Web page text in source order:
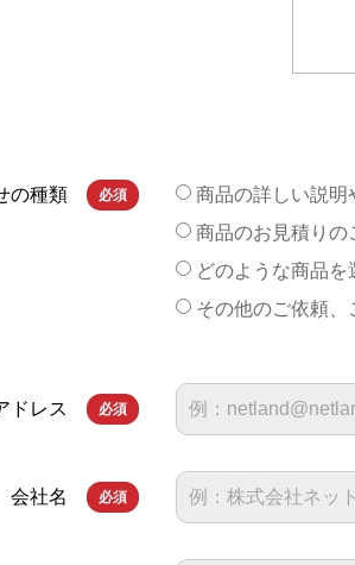
の種類 必須
商品の詳しい説明
商品のお見積りの
どのような商品
その他のご依頼、
ドレス 必須
会社名 必須